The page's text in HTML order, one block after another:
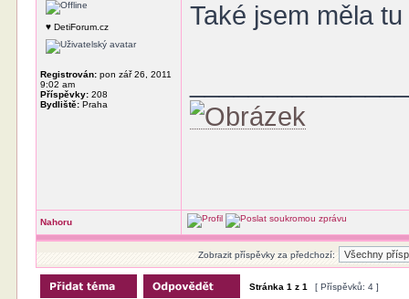
♥ DetiForum.cz
Registrován: pon zář 26, 2011
9:02 am
Příspěvky: 208
Bydliště: Praha
Také jsem měla
Nahoru
Zobrazit příspěvky za předchozí:
Stránka1 z1 [ Příspěvků: 4 ]